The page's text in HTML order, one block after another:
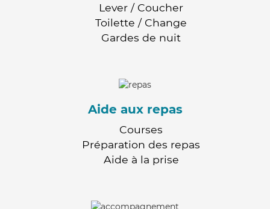
Lever / Coucher
Toilette / Change
Gardes de nuit
Aide aux repas
Courses
Préparation des repas
Aide à la prise